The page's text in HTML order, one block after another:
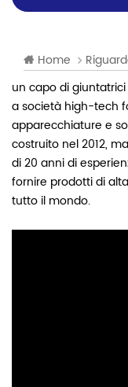
Home
un capodi
asocietà high-tech
apparecchiature e
costruito nel 2012,
di 20 anni di
fornire prodotti di
tutto il mondo.